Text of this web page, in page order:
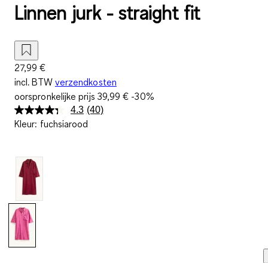
Linnen jurk - straight fit
27,99 €
incl. BTW verzendkosten
oorspronkelijke prijs 39,99 € -30%
4.3 Lees
40
(40)
Kleur: fuchsiarood